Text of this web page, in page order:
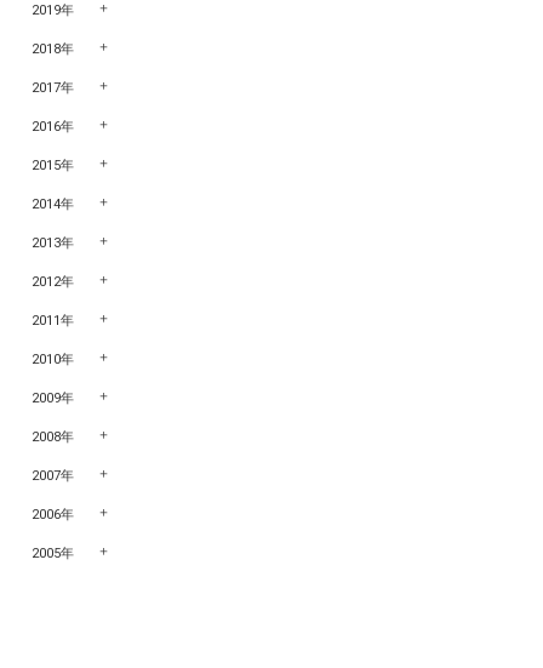
2019年
2018年
2017年
2016年
2015年
2014年
2013年
2012年
2011年
2010年
2009年
2008年
2007年
2006年
2005年